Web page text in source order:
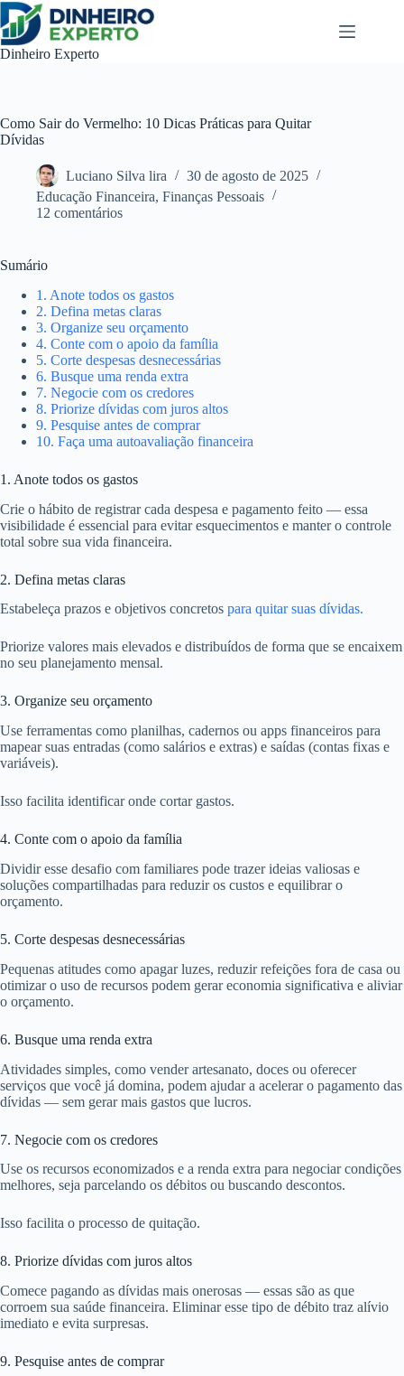
Pular
para
o
conteúdo
Dinheiro Experto
Como Sair do Vermelho: 10 Dicas Práticas para Quitar
Dívidas
Luciano Silva lira
30 de agosto de 2025
Educação Financeira, Finanças Pessoais
12 comentários
Sumário
1. Anote todos os gastos
2. Defina metas claras
3. Organize seu orçamento
4. Conte com o apoio da família
5. Corte despesas desnecessárias
6. Busque uma renda extra
7. Negocie com os credores
8. Priorize dívidas com juros altos
9. Pesquise antes de comprar
10. Faça uma autoavaliação financeira
1. Anote todos os gastos
Crie o hábito de registrar cada despesa e pagamento feito — essa
visibilidade é essencial para evitar esquecimentos e manter o controle
total sobre sua vida financeira.
2. Defina metas claras
Estabeleça prazos e objetivos concretos para quitar suas dívidas.
Priorize valores mais elevados e distribuídos de forma que se encaixem
no seu planejamento mensal.
3. Organize seu orçamento
Use ferramentas como planilhas, cadernos ou apps financeiros para
mapear suas entradas (como salários e extras) e saídas (contas fixas e
variáveis).
Isso facilita identificar onde cortar gastos.
4. Conte com o apoio da família
Dividir esse desafio com familiares pode trazer ideias valiosas e
soluções compartilhadas para reduzir os custos e equilibrar o
orçamento.
5. Corte despesas desnecessárias
Pequenas atitudes como apagar luzes, reduzir refeições fora de casa ou
otimizar o uso de recursos podem gerar economia significativa e aliviar
o orçamento.
6. Busque uma renda extra
Atividades simples, como vender artesanato, doces ou oferecer
serviços que você já domina, podem ajudar a acelerar o pagamento das
dívidas — sem gerar mais gastos que lucros.
7. Negocie com os credores
Use os recursos economizados e a renda extra para negociar condições
melhores, seja parcelando os débitos ou buscando descontos.
Isso facilita o processo de quitação.
8. Priorize dívidas com juros altos
Comece pagando as dívidas mais onerosas — essas são as que
corroem sua saúde financeira. Eliminar esse tipo de débito traz alívio
imediato e evita surpresas.
9. Pesquise antes de comprar